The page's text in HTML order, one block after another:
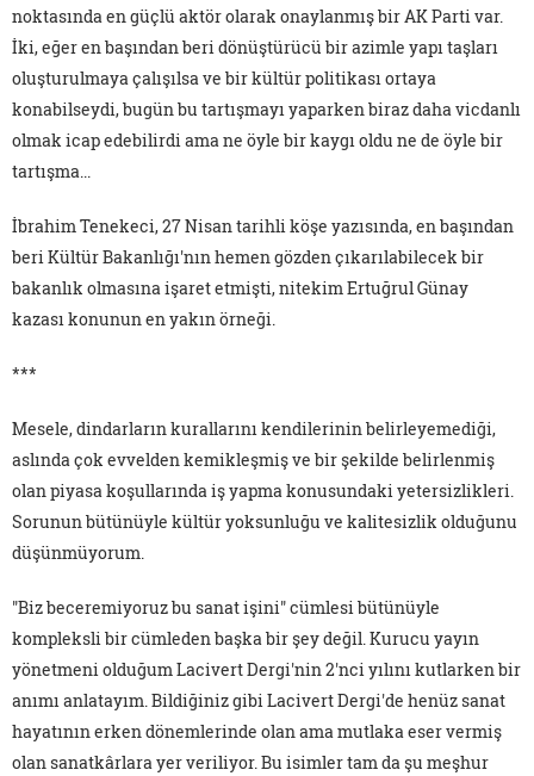
noktasında en güçlü aktör olarak onaylanmış bir AK Parti var.
İki, eğer en başından beri dönüştürücü bir azimle yapı taşları
oluşturulmaya çalışılsa ve bir kültür politikası ortaya
konabilseydi, bugün bu tartışmayı yaparken biraz daha vicdanlı
olmak icap edebilirdi ama ne öyle bir kaygı oldu ne de öyle bir
tartışma...
İbrahim Tenekeci, 27 Nisan tarihli köşe yazısında, en başından
beri Kültür Bakanlığı'nın hemen gözden çıkarılabilecek bir
bakanlık olmasına işaret etmişti, nitekim Ertuğrul Günay
kazası konunun en yakın örneği.
***
Mesele, dindarların kurallarını kendilerinin belirleyemediği,
aslında çok evvelden kemikleşmiş ve bir şekilde belirlenmiş
olan piyasa koşullarında iş yapma konusundaki yetersizlikleri.
Sorunun bütünüyle kültür yoksunluğu ve kalitesizlik olduğunu
düşünmüyorum.
"Biz beceremiyoruz bu sanat işini" cümlesi bütünüyle
kompleksli bir cümleden başka bir şey değil. Kurucu yayın
yönetmeni olduğum Lacivert Dergi'nin 2'nci yılını kutlarken bir
anımı anlatayım. Bildiğiniz gibi Lacivert Dergi'de henüz sanat
hayatının erken dönemlerinde olan ama mutlaka eser vermiş
olan sanatkârlara yer veriliyor. Bu isimler tam da şu meşhur